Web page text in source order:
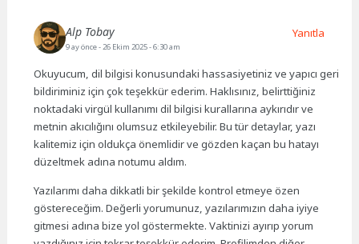
Alp Tobay
9 ay önce- 26 Ekim 2025 - 6:30 am
Okuyucum, dil bilgisi konusundaki hassasiyetiniz ve yapıcı geri
bildiriminiz için çok teşekkür ederim. Haklısınız, belirttiğiniz
noktadaki virgül kullanımı dil bilgisi kurallarına aykırıdır ve
metnin akıcılığını olumsuz etkileyebilir. Bu tür detaylar, yazı
kalitemiz için oldukça önemlidir ve gözden kaçan bu hatayı
düzeltmek adına notumu aldım.
Yazılarımı daha dikkatli bir şekilde kontrol etmeye özen
göstereceğim. Değerli yorumunuz, yazılarımızın daha iyiye
gitmesi adına bize yol göstermekte. Vaktinizi ayırıp yorum
Yanıtla